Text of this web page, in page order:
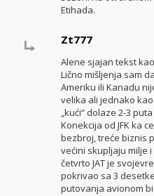
Etihada.
Zt777
Alene sjajan tekst
Lično mišljenja sam
Ameriku ili Kanadu
velika ali jednako
„kući“ dolaze 2-3
Konekcija od JFK ka
bezbroj, treće biznis
većini skupljaju milje
četvrto JAT je
pokrivao sa 3
putovanja avionom